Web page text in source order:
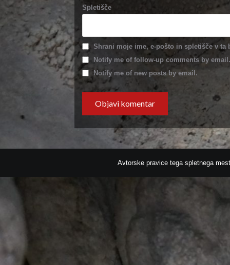
Spletišče
Shrani moje ime, e-pošto in spletišče v
Notify me of follow-up comments by email.
Notify me of new posts by email.
Avtorske pravice tega spletnega